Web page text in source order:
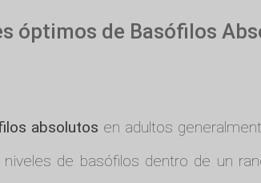
óptimos de Basófilos
absolutos en adultos
de basófilos dentro de un